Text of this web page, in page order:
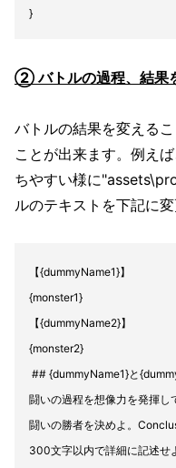
}
② バトルの過程、結果
バトルの結果を変える
ことが出来ます。例え
ちやすい様に
ルのテキストを下記に
【{dummyName1}】
{monster1}
【{dummyName2}】
{monster2}
## {dummyName1}と
闘いの過程を想像力を発揮し
闘いの勝者を決めよ。
300文字以内で詳細に記述せ